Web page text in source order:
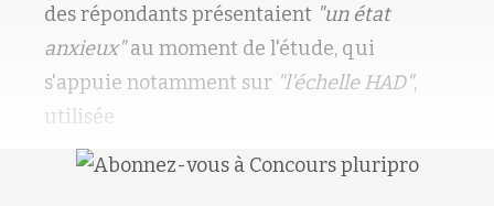
des répondants présentaient "un état
anxieux"au moment de l'étude, qui
s'appuie notamment sur "l'échelle HAD",
utilisée